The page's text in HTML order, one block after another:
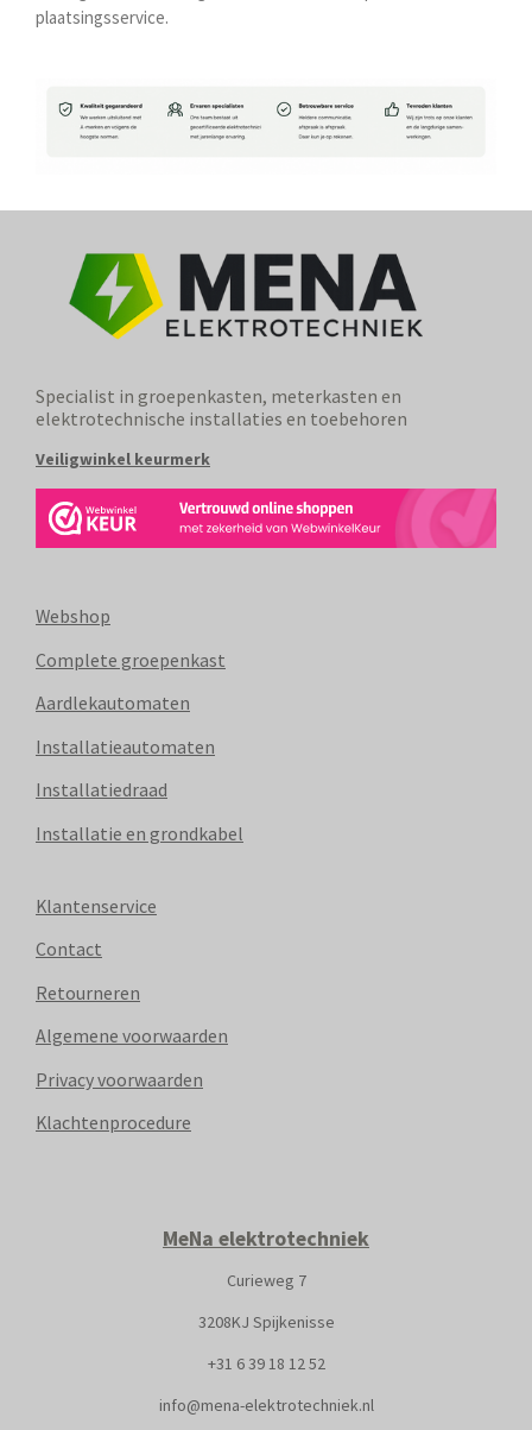
plaatsingsservice.
Specialist in groepenkasten, meterkasten en
elektrotechnische installaties en toebehoren
Veiligwinkel keurmerk
Webshop
Complete groepenkast
Aardlekautomaten
Installatieautomaten
Installatiedraad
Installatie en grondkabel
Klantenservice
Contact
Retourneren
Algemene voorwaarden
Privacy voorwaarden
Klachtenprocedure
MeNa elektrotechniek
Curieweg 7
3208KJ Spijkenisse
+31 6 39 18 12 52
info@mena-elektrotechniek.nl